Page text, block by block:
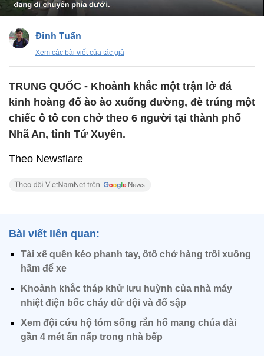
Đinh Tuấn
Xem các bài viết của tác giả
TRUNG QUỐC - Khoảnh khắc một trận lở đá
kinh hoàng đổ ào ào xuống đường, đè trúng một
chiếc ô tô con chở theo 6 người tại thành phố
Nhã An, tỉnh Tứ Xuyên.
Theo Newsflare
Bài viết liên quan:
Tài xế quên kéo phanh tay, ôtô chở hàng trôi xuống
hầm để xe
Khoảnh khắc tháp khử lưu huỳnh của nhà máy
nhiệt điện bốc cháy dữ dội và đổ sập
Xem đội cứu hộ tóm sống rắn hổ mang chúa dài
gần 4 mét ẩn nấp trong nhà bếp